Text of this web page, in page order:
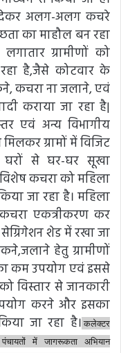
देकर अलग-अलग कचरे
का माहौल बन रहा
ग्रामीणों को
है,जैसे कोटवार के
कचरा ना जलाने, एवं
कराया जा रहा है|
एवं अन्य विभागीय
ग्रामों में विजिट
से घर-घर सूखा
कचरा को महिला
जा रहा है। महिला
कचरा एकत्रीकरण कर
शेड में रखा जा
हेतु ग्रामीणों
कम उपयोग एवं इससे
विस्तार से जानकारी
करने और इसका
जा रहा है। कलेक्टर
में जागरूकता अभियान